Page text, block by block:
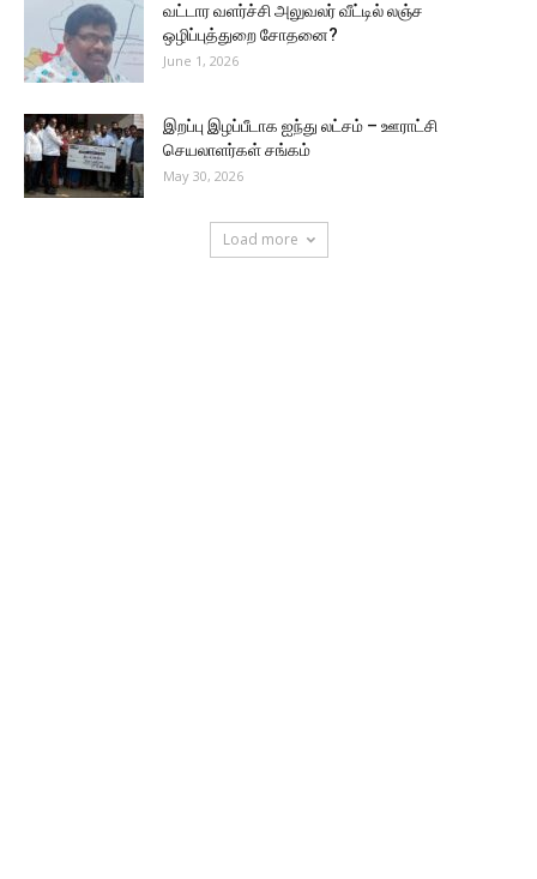
வட்டார வளர்ச்சி அலுவலர் வீட்டில் லஞ்ச
ஒழிப்புத்துறை சோதனை?
June 1, 2026
இறப்பு இழப்பீடாக ஐந்து லட்சம் – ஊராட்சி
செயலாளர்கள் சங்கம்
May 30, 2026
Load more